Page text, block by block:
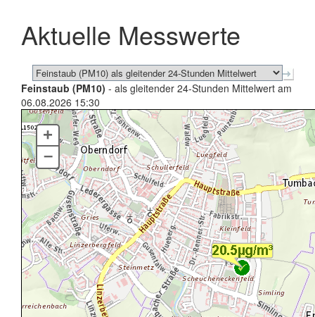
schließen
Aktuelle Messwerte
Feinstaub (PM10) - als gleitender 24-Stunden Mittelwert am
06.08.2026 15:30
+
–